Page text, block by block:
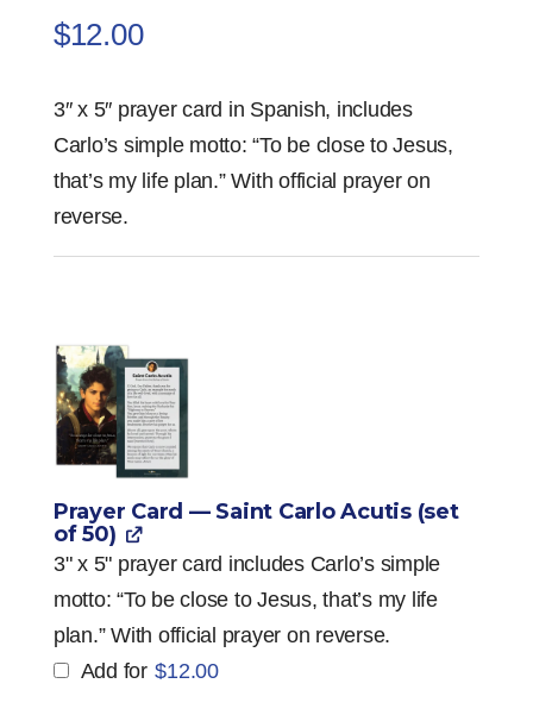
$12.00
3″ x 5″ prayer card in Spanish, includes
Carlo’s simple motto: “To be close to Jesus,
that’s my life plan.” With official prayer on
reverse.
Prayer Card — Saint Carlo Acutis (set
of 50)
3" x 5" prayer card includes Carlo’s simple
motto: “To be close to Jesus, that’s my life
plan.” With official prayer on reverse.
Add for $12.00